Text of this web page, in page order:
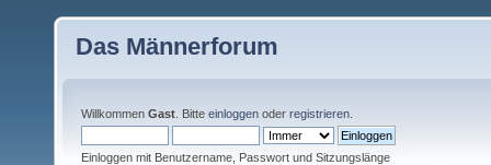
Das Männerforum
Willkommen Gast . Bitte einloggen oder registrieren
Einloggen mit Benutzername, Passwort und Sitzungslänge